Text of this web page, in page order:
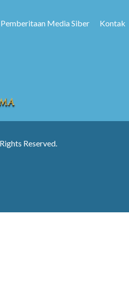
Media Siber Kontak
Reserved.